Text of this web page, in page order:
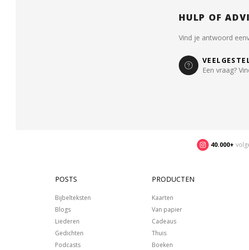
HULP OF
Vind je antwoord
Een vraag?
40.000+
POSTS
Bijbelteksten
Blogs
Liederen
Gedichten
Podcasts
PRODUCTEN
Kaarten
Van papier
Cadeaus
Thuis
Boeken